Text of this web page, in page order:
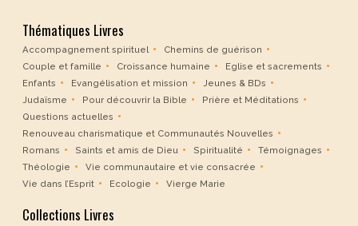
Thématiques Livres
Accompagnement spirituel
Chemins de guérison
Couple et famille
Croissance humaine
Eglise et sacrements
Enfants
Evangélisation et mission
Jeunes & BDs
Judaïsme
Pour découvrir la Bible
Prière et Méditations
Questions actuelles
Renouveau charismatique et Communautés Nouvelles
Romans
Saints et amis de Dieu Spiritualité
Témoignages
Théologie
Vie communautaire et vie consacrée
Vie dans l’Esprit
Ecologie Vierge Marie
Collections Livres